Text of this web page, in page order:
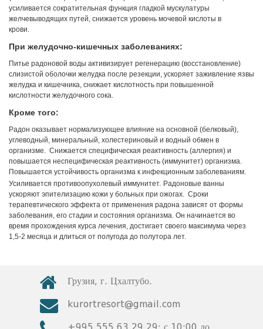
усиливается сократительная функция гладкой мускулатуры
желчевыводящих путей, снижается уровень мочевой кислоты в
крови.
При желудочно-кишечных заболеваниях:
Питье радоновой воды активизирует регенерацию (восстановление)
слизистой оболочки желудка после резекции, ускоряет заживление язвы
желудка и кишечника, снижает кислотность при повышенной
кислотности желудочного сока.
Кроме того:
Радон оказывает нормализующее влияние на основной (белковый),
углеводный, минеральный, холестериновый и водный обмен в
организме. Снижается специфическая реактивность (аллергия) и
повышается неспецифическая реактивность (иммунитет) организма.
Повышается устойчивость организма к инфекционным заболеваниям.
Усиливается противоопухолевый иммунитет. Радоновые ванны
ускоряют эпителизацию кожи у больных при ожогах. Сроки
терапевтического эффекта от применения радона зависят от формы
заболевания, его стадии и состояния организма. Он начинается во
время прохождения курса лечения, достигает своего максимума через
1,5-2 месяца и длиться от полугода до полутора лет.
разрешения администрации сайта